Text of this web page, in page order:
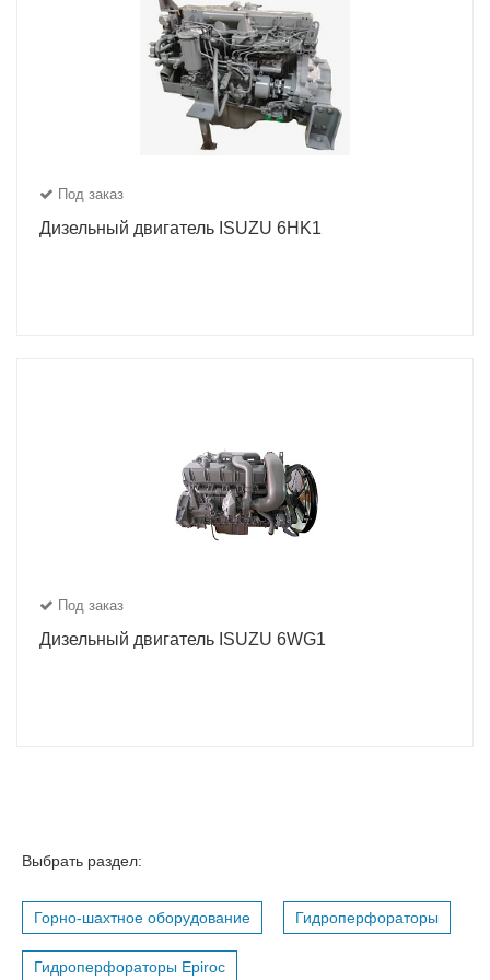
Под заказ
Дизельный двигатель ISUZU 6HK1
Под заказ
Дизельный двигатель ISUZU 6WG1
Выбрать раздел:
Горно-шахтное оборудование Гидроперфораторы
Гидроперфораторы Epiroc